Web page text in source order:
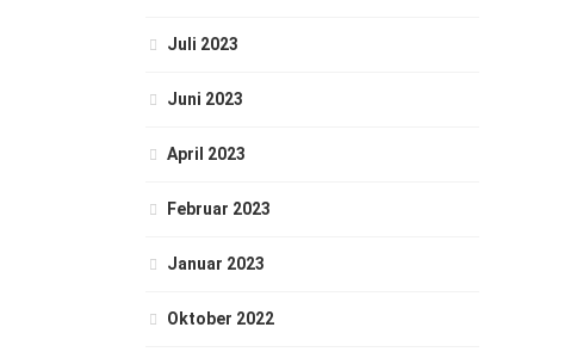
Juli 2023
Juni 2023
April 2023
Februar 2023
Januar 2023
Oktober 2022